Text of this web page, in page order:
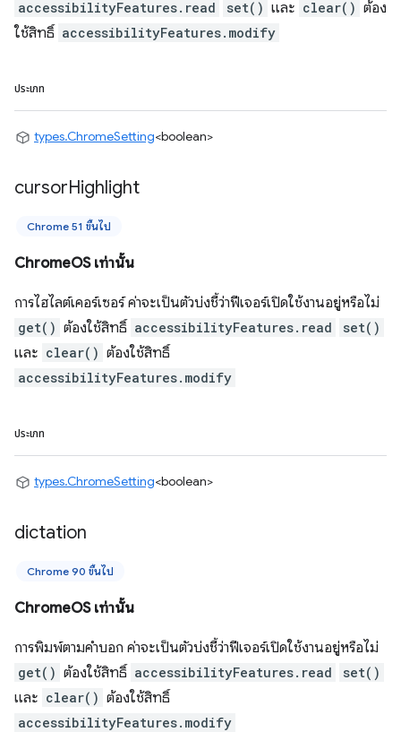
accessibilityFeatures.read set() และ clear() ต้อง
ใช้สิทธิ์ accessibilityFeatures.modify
ประเภท
types.ChromeSetting<boolean>
cursorHighlight
Chrome 51 ขึ้นไป
ChromeOS เท่านั้น
การไฮไลต์เคอร์เซอร์ ค่าจะเป็นตัวบ่งชี้ว่าฟีเจอร์เปิดใช้งานอยู่หรือไม่
get() ต้องใช้สิทธิ์ accessibilityFeatures.read set()
และ clear() ต้องใช้สิทธิ์
accessibilityFeatures.modify
ประเภท
types.ChromeSetting<boolean>
dictation
Chrome 90 ขึ้นไป
ChromeOS เท่านั้น
การพิมพ์ตามคำบอก ค่าจะเป็นตัวบ่งชี้ว่าฟีเจอร์เปิดใช้งานอยู่หรือไม่
get() ต้องใช้สิทธิ์ accessibilityFeatures.read set()
และ clear() ต้องใช้สิทธิ์
accessibilityFeatures.modify